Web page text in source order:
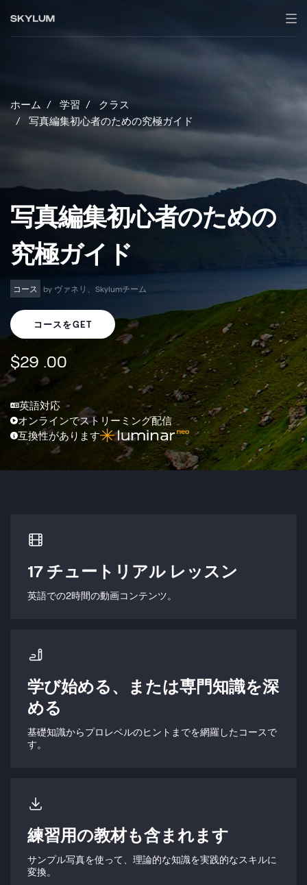
ホーム 学習
クラス
写真編集初心者のための究極ガイド
写真編集初心者のための
究極ガイド
コース by ヴァネリ、Skylumチーム
コースをGET
$29 .00
英語対応
オンラインでストリーミング配信
互換性があります
17 チュートリアル レッスン
英語での2時間の動画コンテンツ。
学び始める、または専門知識を深
める
基礎知識からプロレベルのヒントまでを網羅したコースで
す。
練習用の教材も含まれます
サンプル写真を使って、理論的な知識を実践的なスキルに
変換。